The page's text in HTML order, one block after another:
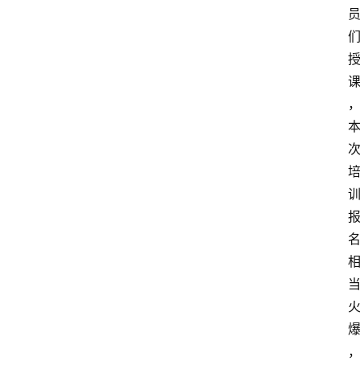
员
们
授
课
，
本
次
培
训
报
名
相
当
火
爆
，